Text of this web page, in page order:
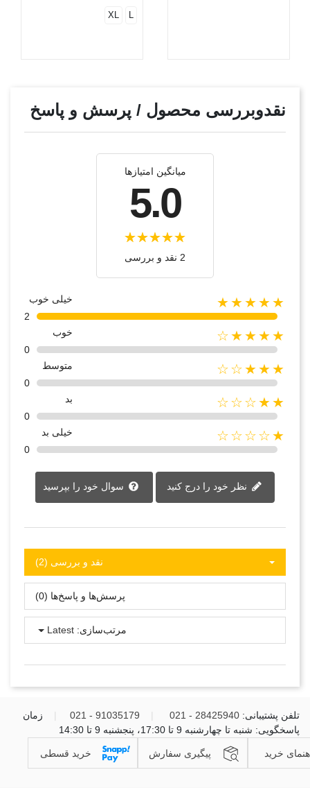
L
XL
نقدوبررسی محصول / پرسش و پاسخ
میانگین امتیازها
5.0
2 نقد و بررسی‌‌
★★★★★
خیلی خوب
2
★★★★☆
خوب
0
★★★☆☆
متوسط
0
★★☆☆☆
بد
0
★☆☆☆☆
خیلی بد
0
سوال خود را بپرسید
نقد و بررسی‌‌ (2)
پرسش‌ها و پاسخ‌ها (0)
مرتب‌سازی: Latest
تلفن پشتیبانی: 28425940 - 021
91035179 - 021
زمان
پاسخگویی: شنبه تا چهارشنبه 9 تا 17:30، پنجشنبه 9 تا 14:30
خرید پیگیری سفارش خرید قسطی